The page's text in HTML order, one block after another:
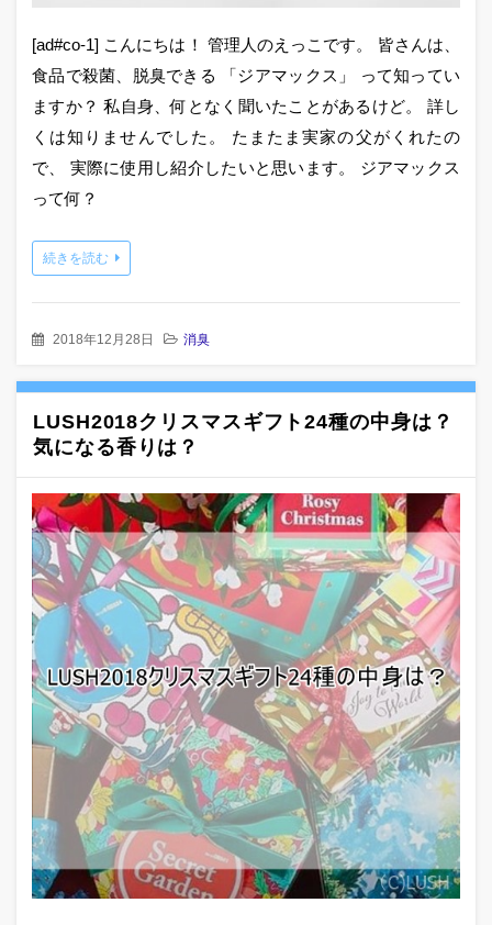
[ad#co-1] こんにちは！ 管理人のえっこです。 皆さんは、
食品で殺菌、脱臭できる 「ジアマックス」 って知ってい
ますか？ 私自身、何となく聞いたことがあるけど。 詳し
くは知りませんでした。 たまたま実家の父がくれたの
で、 実際に使用し紹介したいと思います。 ジアマックス
って何？
続きを読む
2018年12月28日 消臭
LUSH2018クリスマスギフト24種の中身は？
気になる香りは？